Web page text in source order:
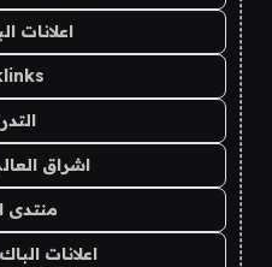
اعلانات
اشراق
منتدى
اعلانات الباك